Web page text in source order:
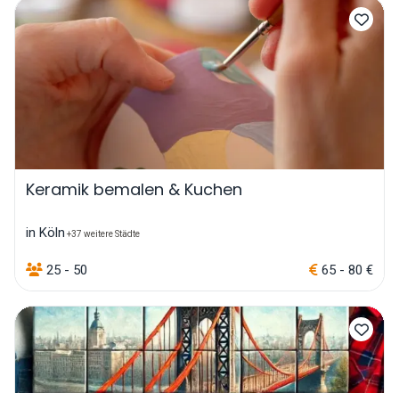
Keramik bemalen & Kuchen
in Köln +37 weitere Städte
25 - 50 65 - 80 €